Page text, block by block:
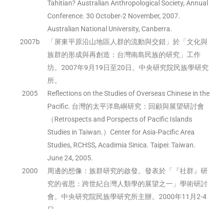
Tahitian? Australian Anthropological Society, Annual
Conference. 30 October-2 November, 2007.
Australian National University, Canberra.
2007b
「屏東平原沿山地區人群的流動與交錯」於「文化與
族群的形成與再創造：台灣南島民族的研究」工作
坊。2007年9月19日至20日。中央研究院民族學研究
所。
2005
Reflections on the Studies of Overseas Chinese in the
Pacific. 台灣的太平洋島嶼研究：回顧與展望研討會
（Retrospects and Porspects of Pacific Islands
Studies in Taiwan.）Center for Asia-Pacific Area
Studies, RCHSS, Acadimia Sinica. Taipei: Taiwan.
June 24, 2005.
2000
周邊的想像：族群研究的啟發。發表於「『社群』研
究的省思：跨世紀台灣人類學的展望之一」學術研討
會。中央研究院民族學研究所主辦。2000年11月2-4